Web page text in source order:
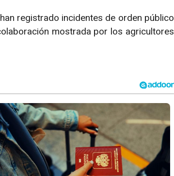
registrado incidentes de orden público
mostrada por los agricultores